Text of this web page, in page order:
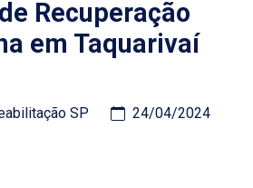
Recuperação
em Taquarivaí
SP 24/04/2024